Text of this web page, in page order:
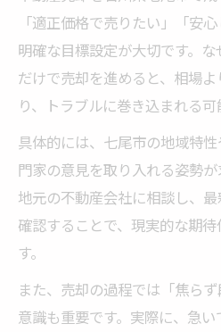
「適正価格で売りたい」「安
明確な目標設定が大切です。
だけで売却を進めると、相場
り、トラブルに巻き込まれる可
具体的には、七尾市の地域特
門家の意見を取り入れる姿勢が
地元の不動産会社に相談し、
確認することで、現実的な期
す。
また、売却の過程では「焦ら
意識も重要です。実際に、急